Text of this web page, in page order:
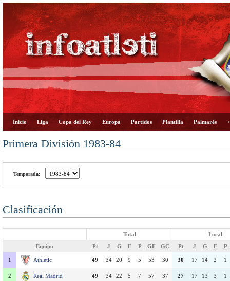
Inicio Liga Copa del Rey Europa Partidos Plantilla Palmarés
Primera División 1983-84
Temporada:
Clasificación
Total
Local
Equipo
Pt J G E P GF GC Pt J G E P
1 Athletic 49 34 20 9 5 53 30 30 17 14 2 1
2 Real Madrid 49 34 22 5 7 57 37 27 17 13 3 1